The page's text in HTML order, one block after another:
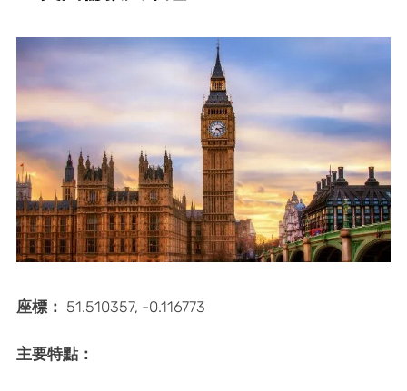
座標： 51.510357, -0.116773
主要特點：